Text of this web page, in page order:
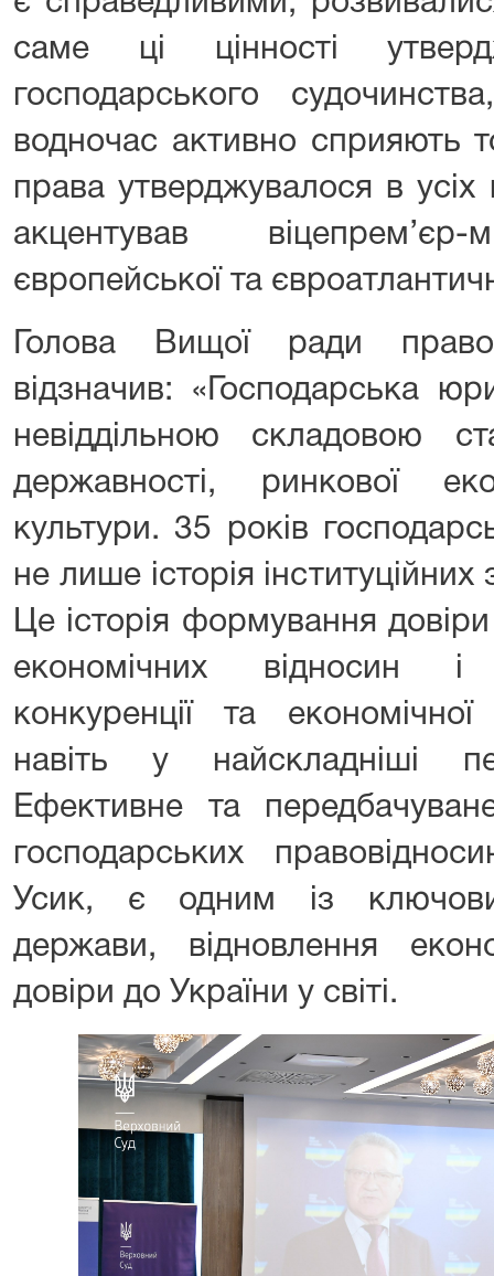
саме ці цінності
господарського
водночас активно сприяють
права утверджувалося в усіх
акцентував
європейської та
Голова Вищої ради
відзначив: «Господарська
невіддільною складовою
державності, ринкової
культури. 35 років
не лише історія
Це історія формування
економічних відносин і
конкуренції та
навіть у найскладніші
Ефективне та
господарських
Усик, є одним із
держави, відновлення
довіри до України у світі.